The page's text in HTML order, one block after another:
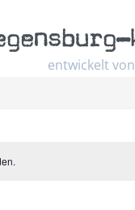
entwickelt von
–